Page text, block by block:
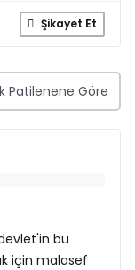
Şikayet Et
bu
için malasef